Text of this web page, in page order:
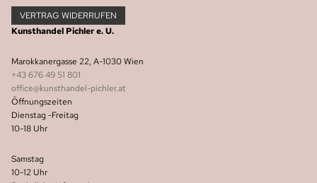
VERTRAG WIDERRUFEN
Kunsthandel Pichler e. U.
Marokkanergasse 22, A-1030 Wien
+43 676 49 51 801
office@kunsthandel-pichler.at
Öffnungszeiten
Dienstag -Freitag
10-18 Uhr
Samstag
10-12 Uhr
Widerrufsrecht
Datenschutzerklärung
Versand